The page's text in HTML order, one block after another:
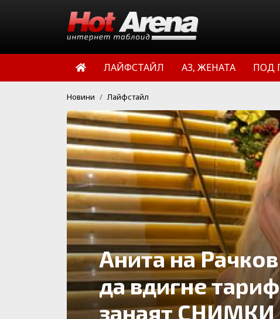
ЛАЙФСТАЙЛ АЗ, ЖЕНАТА ПОД
Новини Лайфстайл
Анита на
да вдигне
занаят СНИМКИ